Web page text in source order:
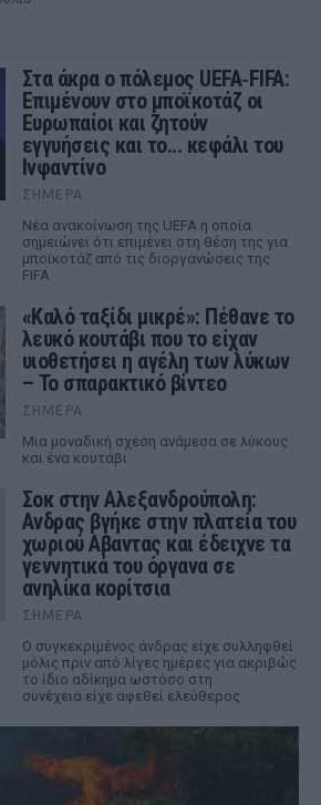
Στα άκρα ο πόλεμος UEFA‑FIFA:
Επιμένουν στο μποϊκοτάζ οι
Ευρωπαίοι και ζητούν
εγγυήσεις και το... κεφάλι του
Ινφαντίνο
ΣΉΜΕΡΑ
Νέα ανακοίνωση της UEFA η οποία
σημειώνει ότι επιμένει στη θέση της για
μποϊκοτάζ από τις διοργανώσεις της
FIFA
«Καλό ταξίδι μικρέ»: Πέθανε το
λευκό κουτάβι που το είχαν
υιοθετήσει η αγέλη των λύκων
– Το σπαρακτικό βίντεο
ΣΉΜΕΡΑ
Μια μοναδική σχέση ανάμεσα σε λύκους
και ένα κουτάβι
Σοκ στην Αλεξανδρούπολη:
Ανδρας βγήκε στην πλατεία του
χωριού Αβαντας και έδειχνε τα
γεννητικά του όργανα σε
ανηλίκα κορίτσια
ΣΉΜΕΡΑ
Ο συγκεκριμένος άνδρας είχε συλληφθεί
μόλις πριν από λίγες ημέρες για ακριβώς
το ίδιο αδίκημα ωστόσο στη
συνέχεια είχε αφεθεί ελεύθερος